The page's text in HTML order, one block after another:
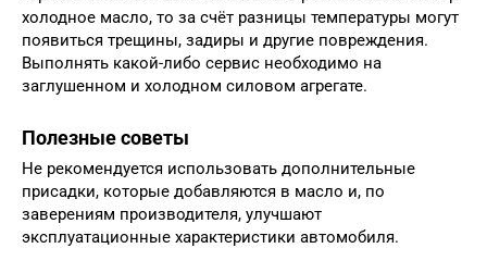
холодное масло, то за счёт разницы температуры могут
появиться трещины, задиры и другие повреждения.
Выполнять какой-либо сервис необходимо на
заглушенном и холодном силовом агрегате.
Полезные советы
Не рекомендуется использовать дополнительные
присадки, которые добавляются в масло и, по
заверениям производителя, улучшают
эксплуатационные характеристики автомобиля.